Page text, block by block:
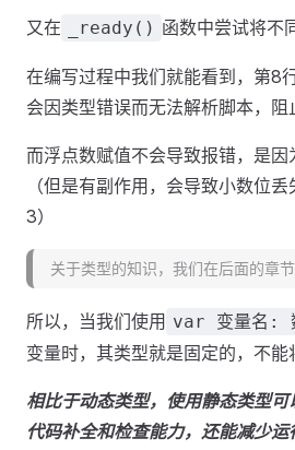
又在 _ready() 函数中尝试将不
在编写过程中我们就能看到，第8
会因类型错误而无法解析脚本，阻
而浮点数赋值不会导致报错，是
（但是有副作用，会导致小数位
3）
关于类型的知识，我们在后面的章
所以，当我们使用 var 变量名:
变量时，其类型就是固定的，不
相比于动态类型，使用静态类型
代码补全和检查能力，还能减少运